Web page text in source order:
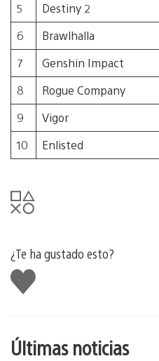
5
Destiny 2
6
Brawlhalla
7
Genshin Impact
8
Rogue Company
9
Vigor
10
Enlisted
¿Te ha gustado esto?
Me
gusta
esto
Últimas noticias